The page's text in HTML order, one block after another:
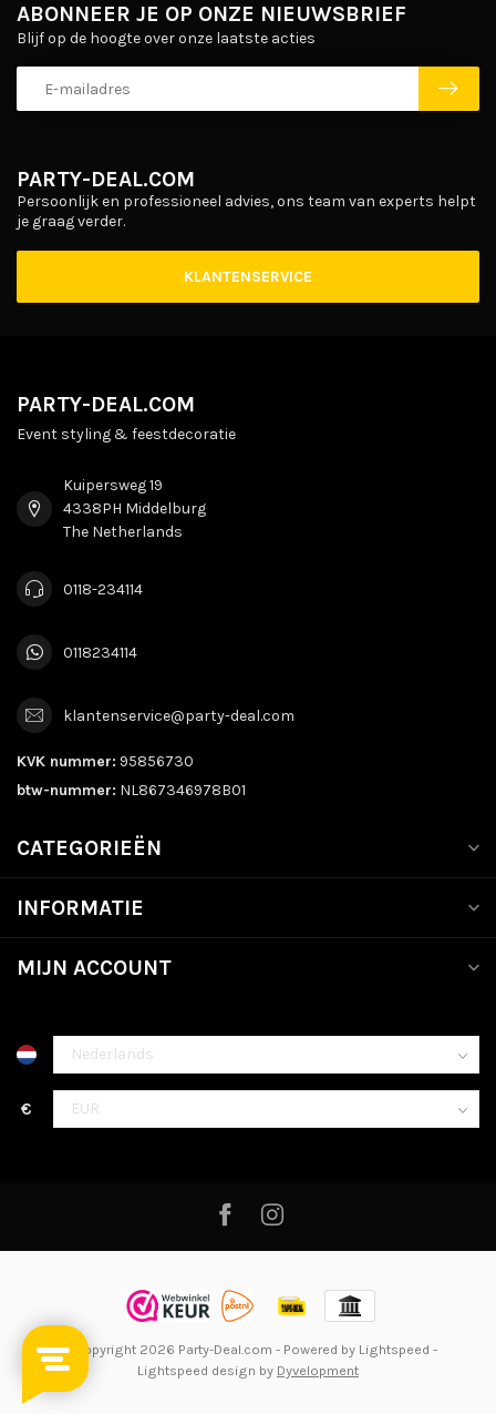
PARTY-DEAL.COM
Persoonlijk en professioneel advies, ons team van experts helpt
je graag verder.
KLANTENSERVICE
ABONNEER JE OP ONZE NIEUWSBRIEF
Blijf op de hoogte over onze laatste acties
PARTY-DEAL.COM
Event styling & feestdecoratie
Kuipersweg 19
4338PH Middelburg
The Netherlands
0118-234114
0118234114
klantenservice@party-deal.com
KVK nummer: 95856730
btw-nummer: NL867346978B01
CATEGORIEËN
INFORMATIE
MIJN ACCOUNT
€
© Copyright 2026 Party-Deal.com - Powered by Lightspeed -
Lightspeed design by Dyvelopment